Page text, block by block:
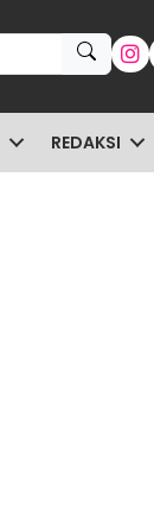
REDAKSI